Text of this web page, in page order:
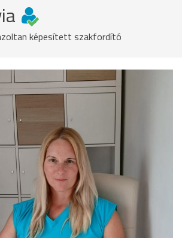
képesített szakfordító